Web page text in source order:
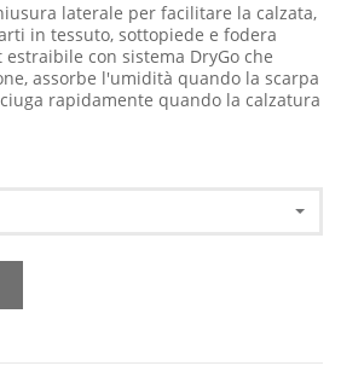
laterale per facilitare la calzata,
in tessuto, sottopiede e fodera
con sistema DryGo che
assorbe l'umidità quando la scarpa
rapidamente quando la calzatura